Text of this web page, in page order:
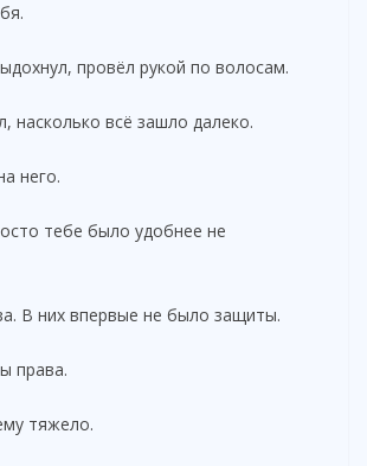
провёл рукой по волосам.
насколько всё зашло далеко.
него.
тебе было удобнее не
В них впервые не было защиты.
права.
тяжело.